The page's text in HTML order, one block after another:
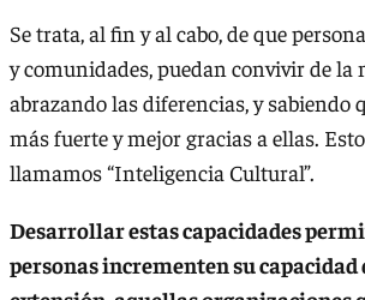
Se trata, al fin y al cabo, de que
y comunidades, puedan convivir de la
abrazando las diferencias, y sabiendo
más fuerte y mejor gracias a ellas.
llamamos “Inteligencia Cultural”.
Desarrollar estas capacidades
personas incrementen su capacidad